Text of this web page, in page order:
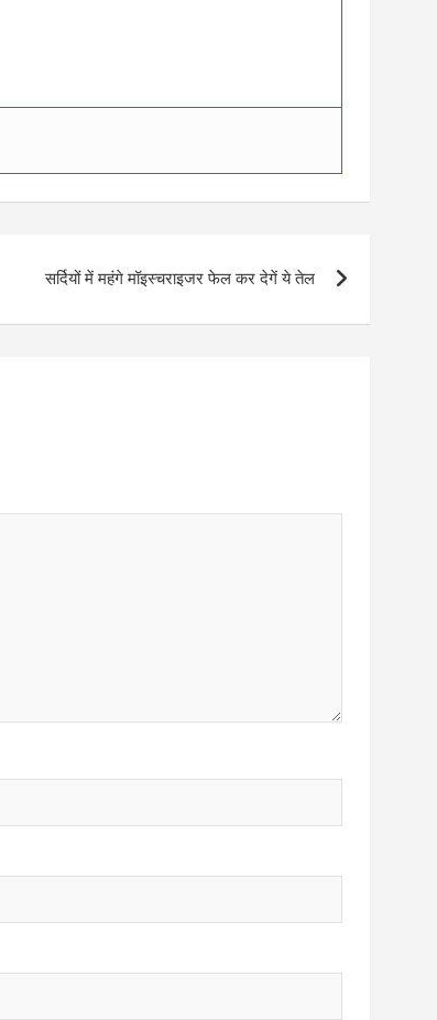
सर्दियों में महंगे मॉइस्चराइजर फेल कर देगें ये तेल